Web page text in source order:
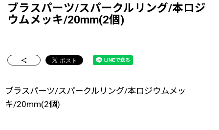
ブラスパーツ/スパークルリング/本ロジ
ウムメッキ/20mm(2個)
ブラスパーツ/スパークルリング/本ロジウムメッ
キ/20mm(2個)